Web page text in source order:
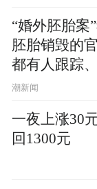
“婚外胚胎案
胚胎销毁的
都有人跟踪
潮新闻
一夜上涨30
回1300元